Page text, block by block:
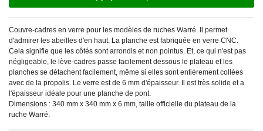
Couvre-cadres en verre pour les modèles de ruches Warré. Il permet
d'admirer les abeilles d'en haut. La planche est fabriquée en verre CNC.
Cela signifie que les côtés sont arrondis et non pointus. Et, ce qui n'est pas
négligeable, le lève-cadres passe facilement dessous le plateau et les
planches se détachent facilement, même si elles sont entièrement collées
avec de la propolis. Le verre est de 6 mm d'épaisseur. Il est très solide et a
l'épaisseur idéale pour une planche de pont.
Dimensions : 340 mm x 340 mm x 6 mm, taille officielle du plateau de la
ruche Warré.